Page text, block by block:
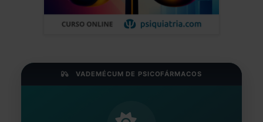
VADEMÉCUM DE PSICOFÁRMACOS